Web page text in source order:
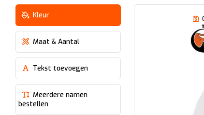
Kleur
Maat & Aantal
Tekst toevoegen
Meerdere namen
bestellen